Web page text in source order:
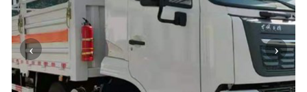
‹ ›